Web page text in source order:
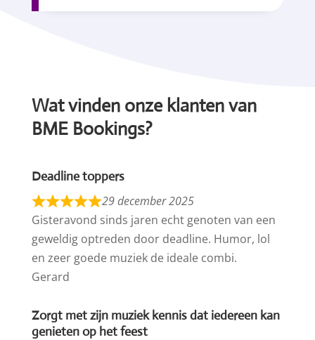
Wat vinden onze klanten van
BME Bookings?
Deadline toppers
29 december 2025
Gisteravond sinds jaren echt genoten van een
geweldig optreden door deadline. Humor, lol
en zeer goede muziek de ideale combi.
Gerard
Zorgt met zijn muziek kennis dat iedereen kan
genieten op het feest